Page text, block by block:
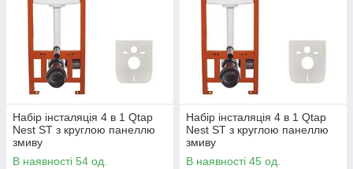
Набір інсталяція 4 в 1 Qtap
Nest ST з круглою панеллю
змиву
QT0133M425M11112CRM
В наявності 54 од.
Набір інсталяція 4 в 1 Qtap
Nest ST з круглою панеллю
змиву
QT0133M425M11V1146MB
В наявності 45 од.